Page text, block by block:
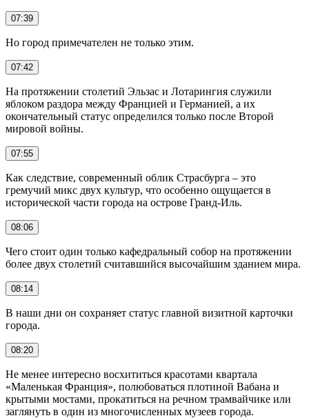
07:39
Но город примечателен не только этим.
07:42
На протяжении столетий Эльзас и Лотарингия служили
яблоком раздора между Францией и Германией, а их
окончательный статус определился только после Второй
мировой войны.
07:55
Как следствие, современный облик Страсбурга – это
гремучий микс двух культур, что особенно ощущается в
исторической части города на острове Гранд-Иль.
08:06
Чего стоит один только кафедральный собор на протяжении
более двух столетий считавшийся высочайшим зданием мира.
08:14
В наши дни он сохраняет статус главной визитной карточки
города.
08:20
Не менее интересно восхититься красотами квартала
«Маленькая Франция», полюбоваться плотиной Вабана и
крытыми мостами, прокатиться на речном трамвайчике или
заглянуть в один из многочисленных музеев города.